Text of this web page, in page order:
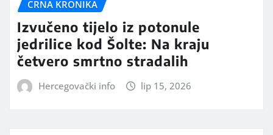
CRNA KRONIKA
Izvučeno tijelo iz potonule
jedrilice kod Šolte: Na kraju
četvero smrtno stradalih
Hercegovački info lip 15, 2026